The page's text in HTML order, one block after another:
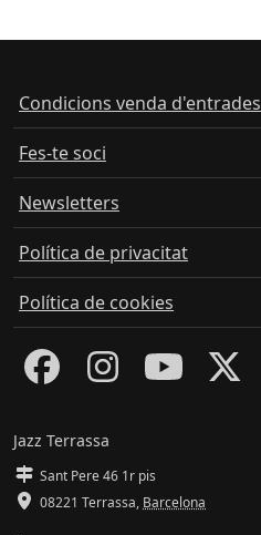
Condicions venda d'entrades
Fes-te soci
Newsletters
Política de privacitat
Política de cookies
Jazz Terrassa
Sant Pere 46 1r pis
08221 Terrassa, Barcelona